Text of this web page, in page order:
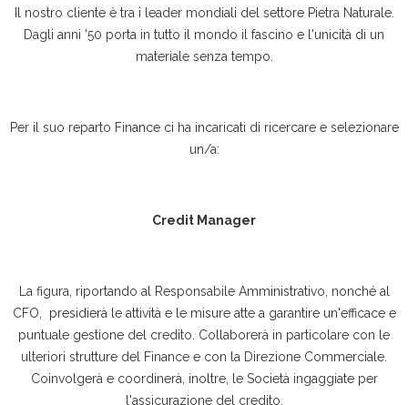
Il nostro cliente è tra i leader mondiali del settore Pietra Naturale.
Dagli anni '50 porta in tutto il mondo il fascino e l'unicità di un
materiale senza tempo.
Per il suo reparto Finance ci ha incaricati di ricercare e selezionare
un/a:
Credit Manager
La figura, riportando al Responsabile Amministrativo, nonché al
CFO, presidierà le attività e le misure atte a garantire un'efficace e
puntuale gestione del credito. Collaborerà in particolare con le
ulteriori strutture del Finance e con la Direzione Commerciale.
Coinvolgerà e coordinerà, inoltre, le Società ingaggiate per
l'assicurazione del credito.